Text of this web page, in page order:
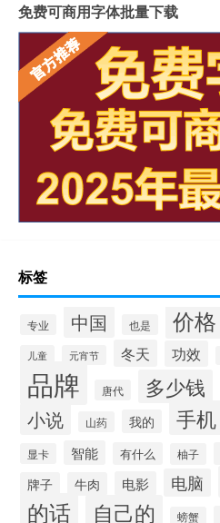
免费可商用字体批量下载
标签
专业 中国 也是 价格
儿童 元宵节 冬天 功效
品牌 唐代 多少钱
小说 山药 我的 手机
显卡 智能 有什么 柚子
牌子 牛肉 电影 电脑
的话 自己的 螃蟹